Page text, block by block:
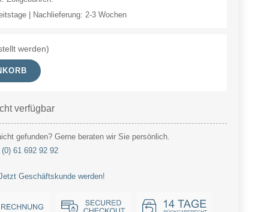
| Nachlieferung: 2-3 Wochen
werden)
verfügbar
gefunden? Gerne beraten wir Sie persönlich.
61 692 92 92
Geschäftskunde werden!